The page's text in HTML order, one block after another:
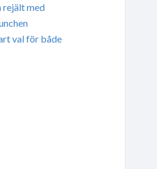
med
val för både